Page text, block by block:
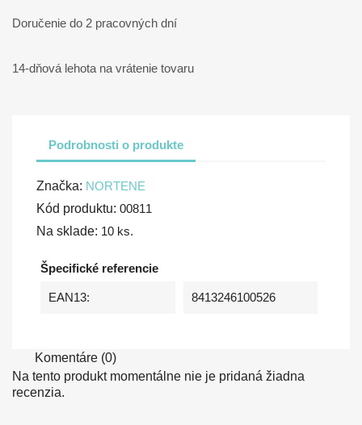
Doručenie do 2 pracovných dní
14-dňová lehota na vrátenie tovaru
Podrobnosti o produkte
Značka: NORTENE
Kód produktu: 00811
Na sklade: 10 ks.
Špecifické referencie
EAN13: 8413246100526
Komentáre (0)
Na tento produkt momentálne nie je pridaná žiadna
recenzia.